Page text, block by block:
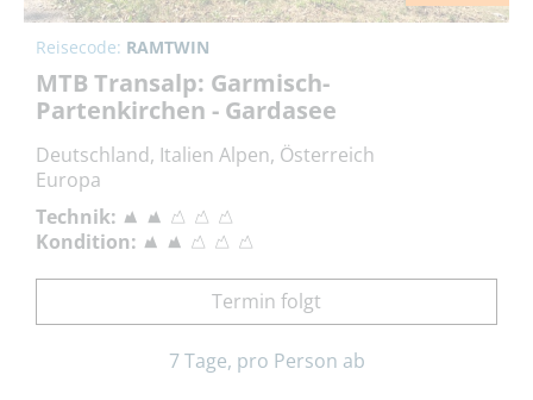
Reisecode: RAMTWIN
MTB Transalp: Garmisch-
Partenkirchen - Gardasee
Deutschland, Italien Alpen, Österreich
Europa
Technik:
Kondition:
Termin folgt
7 Tage, pro Person ab